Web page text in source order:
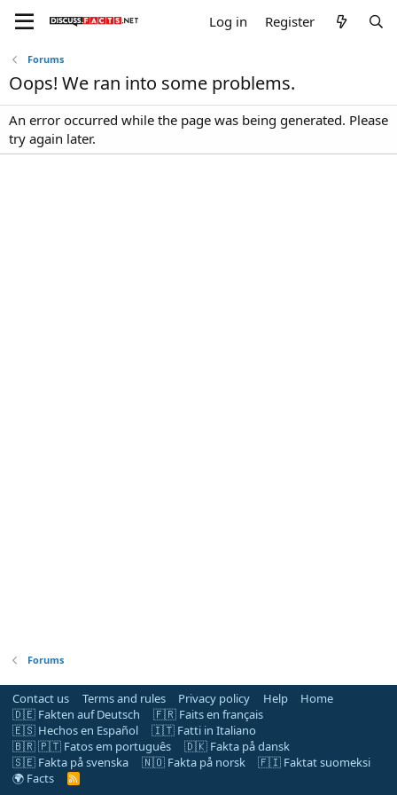
Log in Register
Forums
Oops! We ran into some problems.
An error occurred while the page was being generated. Please
try again later.
Forums
Contact us Terms and rules Privacy policy Help
Home
🇩🇪 Fakten auf Deutsch
🇫🇷 Faits en français
🇪🇸 Hechos en Español
🇮🇹 Fatti in Italiano
🇧🇷 🇵🇹 Fatos em português
🇩🇰 Fakta på dansk
🇸🇪 Fakta på svenska
🇳🇴 Fakta på norsk
🇫🇮 Faktat suomeksi
🌍 Facts
R